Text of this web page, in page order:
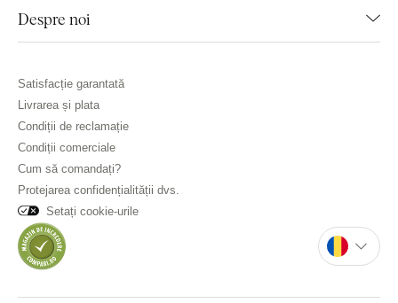
Despre noi
Satisfacție garantată
Livrarea și plata
Condiții de reclamație
Condiții comerciale
Cum să comandați?
Protejarea confidențialității dvs.
Setați cookie-urile